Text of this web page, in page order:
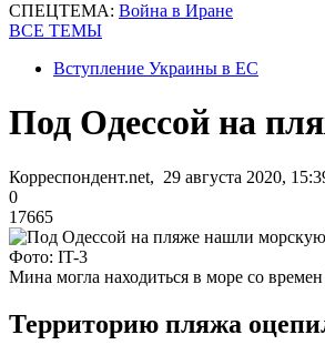
СПЕЦТЕМА: Война в Иране
ВСЕ ТЕМЫ
Вступление Украины в ЕС
Под Одессой на
Корреспондент.net, 29 августа 2020,
0
17665
Фото: IT-3
Мина могла находиться в море со
Территорию пляжа